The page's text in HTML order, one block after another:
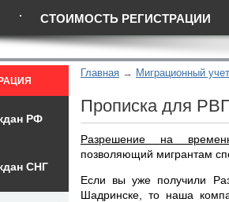
СТОИМОСТЬ РЕГИСТРАЦИИ
Главная Миграционный
Прописка для
Разрешение на
позволяющий мигрантам
Если вы уже получили
Шадринске, то наша
РФ
СНГ